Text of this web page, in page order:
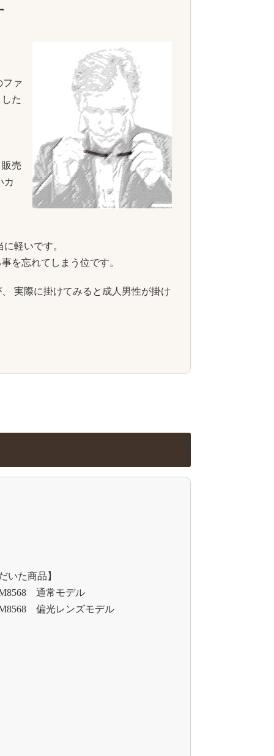
ファ
た
売
カ
軽いです。
を忘れてしまう位です。
実際に掛けてみると成人男性が掛け
いた商品】
通常モデル
偏光レンズモデル